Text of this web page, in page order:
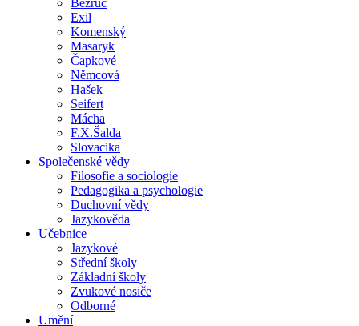
Bezruč
Exil
Komenský
Masaryk
Čapkové
Němcová
Hašek
Seifert
Mácha
F.X.Šalda
Slovacika
Společenské vědy
Filosofie a sociologie
Pedagogika a psychologie
Duchovní vědy
Jazykověda
Učebnice
Jazykové
Střední školy
Základní školy
Zvukové nosiče
Odborné
Umění